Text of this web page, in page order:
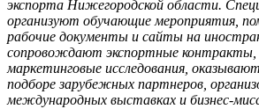
экспорта Нижегородской области.
организуют обучающие мероприятия,
рабочие документы и сайты на
сопровождают экспортные контракты,
маркетинговые исследования,
подборе зарубежных партнеров,
международных выставках и бизнес-